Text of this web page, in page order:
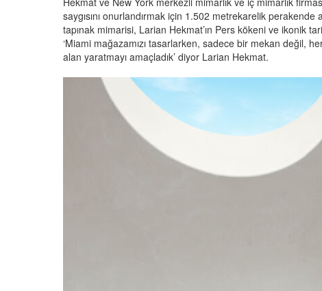
saygısını onurlandırmak için 1.502 metrekarelik perakende
tapınak mimarisi, Larian Hekmat’ın Pers kökeni ve ikonik
‘Miami mağazamızı tasarlarken, sadece bir mekan değil,
alan yaratmayı amaçladık’ diyor Larian Hekmat.